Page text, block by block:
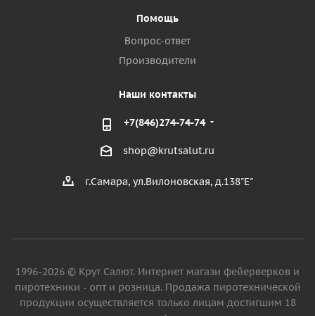
Помощь
Вопрос-ответ
Производители
Наши контакты
+7(846)274-74-74
shop@krutsalut.ru
г.Самара, ул.Вилоновская, д.138"Е"
1996-2026 © Крут Салют. Интернет магази фейерверков и
пиротехники - опт и розница. Продажа пиротехнической
продукции осуществляется только лицам достигшим 18